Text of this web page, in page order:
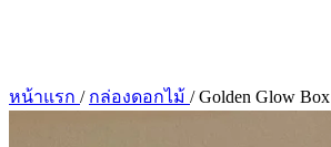
หน้าแรก / กล่องดอกไม้ / Golden Glow Box